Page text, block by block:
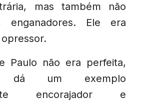
mas também não
enganadores. Ele era
Paulo não era perfeita,
dá um exemplo
encorajador e